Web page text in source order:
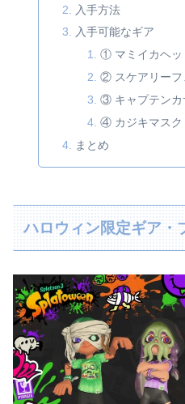
入手方法
入手可能なギア
① マミイカヘッ
② スケアリーフ
③ キャプテンカ
④ カジキマスク
まとめ
ハロウィン限定ギア・